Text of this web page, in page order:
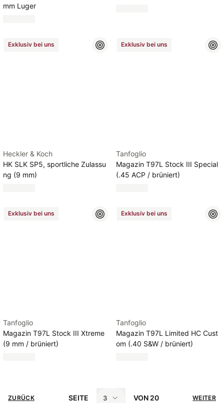
mm Luger
Exklusiv bei uns
Heckler & Koch
HK SLK SP5, sportliche Zulassu
ng (9 mm)
Exklusiv bei uns
Tanfoglio
Magazin T97L Stock III Special
(.45 ACP / brüniert)
Exklusiv bei uns
Tanfoglio
Magazin T97L Stock III Xtreme
(9 mm / brüniert)
Exklusiv bei uns
Tanfoglio
Magazin T97L Limited HC Cust
om (.40 S&W / brüniert)
ZURÜCK SEITE 3 VON 20 WEITER